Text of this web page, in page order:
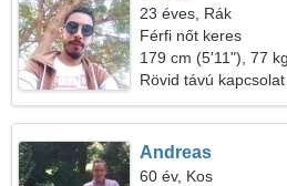
23 éves, Rák
Férfi nőt keres
179 cm (5'11"), 77
Rövid távú kapcsolat
Andreas
60 év, Kos